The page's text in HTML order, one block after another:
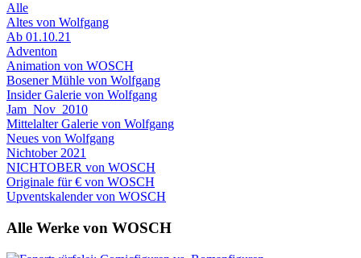
Alle
Altes von Wolfgang
Ab 01.10.21
Adventon
Animation von WOSCH
Bosener Mühle von Wolfgang
Insider Galerie von Wolfgang
Jam_Nov_2010
Mittelalter Galerie von Wolfgang
Neues von Wolfgang
Nichtober 2021
NICHTOBER von WOSCH
Originale für € von WOSCH
Upventskalender von WOSCH
Alle Werke von WOSCH